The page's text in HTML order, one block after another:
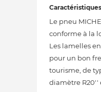
Caractéristiques
Le pneu
conforme à la
Les lamelles
pour un bon
tourisme, de
diamètre R20''